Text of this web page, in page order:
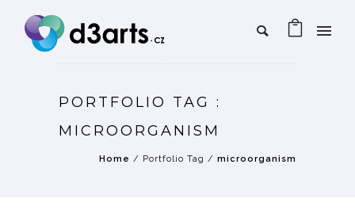
PORTFOLIO TAG :
MICROORGANISM
Home / Portfolio Tag / microorganism